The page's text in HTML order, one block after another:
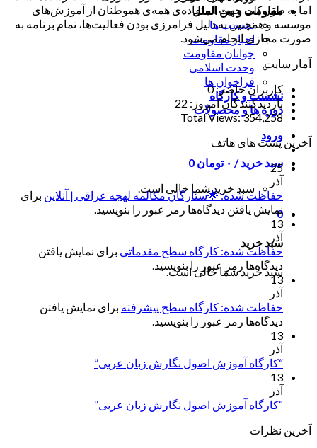
مقاومت و بین الملل
نشست ها
اخبار مقاومت
جوانان مقاومت
وحدت اسلامی
فراخوان ها
نشست و کارگاه
دوره ها و محصولات
ورود
سبد خرید / ۰ تومان 0
سبد خرید شما خالی است.
0
سبد خرید
سبد خرید شما خالی است.
اما به طور کلی جهت استفاده‌ی همه‌ی هموطنان از آموزش‌های
موسسه و همچنین به دلیل فرامرزی بودن فعالیت‌ها، تمام برنامه به
صورت مجازی انجام می‌شود.
آمار سایت
کاربران حاضر:0
بازدیدکنندگان امروز: 22
Total Views:354,258
آخرین پست های هاتف
25
آذر
حفاظت شده: 🌟ستارگان مکالمه لهجه عراقی | آنلاین برای
نمایش یافتن دیدگاه‌ها رمز عبور را بنویسید.
13
آذر
حفاظت شده: کارگاه سطح مقدماتی برای نمایش یافتن
دیدگاه‌ها رمز عبور را بنویسید.
13
آذر
حفاظت شده: کارگاه سطح پیشرفته برای نمایش یافتن
دیدگاه‌ها رمز عبور را بنویسید.
13
آذر
“کارگاه آموزش اصول نگارش زبان عربی”
13
آذر
“کارگاه آموزش اصول نگارش زبان عربی”
آخرین نظرات